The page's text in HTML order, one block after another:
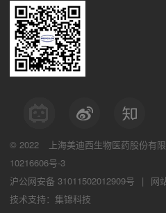
© 2022 上海美迪西生物医药股份有
10216606号-3
沪公网安备 31011502012909号
|
网
技术支持：集锦科技